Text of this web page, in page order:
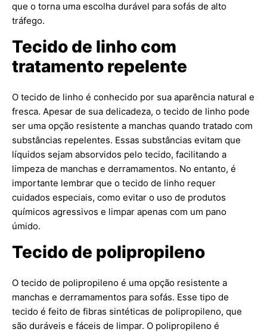
que o torna uma escolha durável para sofás de alto
tráfego.
Tecido de linho com
tratamento repelente
O tecido de linho é conhecido por sua aparência natural e
fresca. Apesar de sua delicadeza, o tecido de linho pode
ser uma opção resistente a manchas quando tratado com
substâncias repelentes. Essas substâncias evitam que
líquidos sejam absorvidos pelo tecido, facilitando a
limpeza de manchas e derramamentos. No entanto, é
importante lembrar que o tecido de linho requer
cuidados especiais, como evitar o uso de produtos
químicos agressivos e limpar apenas com um pano
úmido.
Tecido de polipropileno
O tecido de polipropileno é uma opção resistente a
manchas e derramamentos para sofás. Esse tipo de
tecido é feito de fibras sintéticas de polipropileno, que
são duráveis e fáceis de limpar. O polipropileno é